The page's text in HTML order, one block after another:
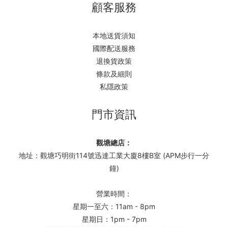
顧客服務
本地送貨須知
國際配送服務
退換貨政策
條款及細則
私隱政策
門市資訊
觀塘總店：
地址：觀塘巧明街114號迅達工業大廈8樓B室 (APM步行一分
鐘)
營業時間：
星期一至六：11am - 8pm
星期日：1pm - 7pm